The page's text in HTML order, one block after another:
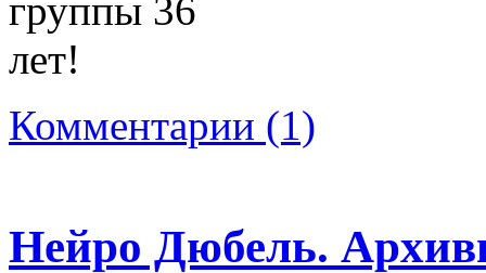
Комментарии (1)
Нейро Дюбель.